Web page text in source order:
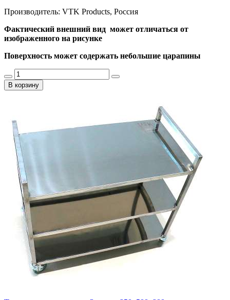
Производитель: VTK Products, Россия
Фактический внешний вид может отличаться от
изображенного на рисунке
Поверхность может содержать небольшие царапины
В корзину